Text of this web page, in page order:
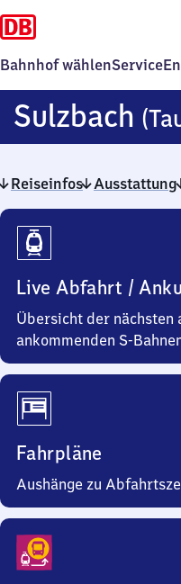
Bahnhof wählenService
Sulzbach
Reiseinfos Ausstattung
Reiseinfos
Live Abfahrt /
Übersicht der nächsten
ankommenden S-
Fahrpläne
Aushänge zu